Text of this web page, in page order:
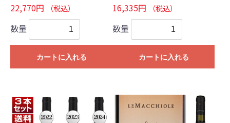
22,770円 （税込）
数量
カートに入れる
16,335円 （税込）
数量
カートに入れる